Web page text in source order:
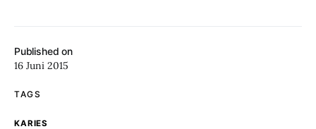
Published on
16 Juni 2015
TAGS
KARIES